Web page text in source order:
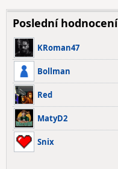
Poslední hodnocení
KRoman47
Bollman
Red
MatyD2
Snix